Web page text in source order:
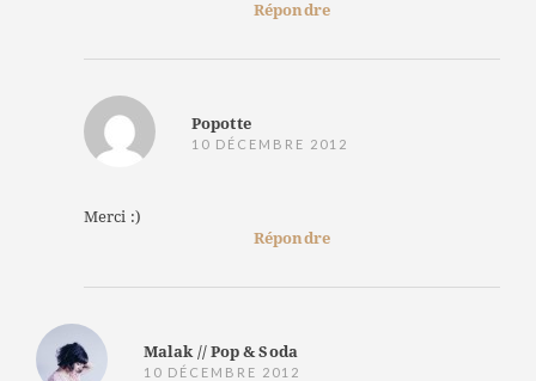
Répondre
Popotte
10 DÉCEMBRE 2012
Merci :)
Répondre
Malak // Pop & Soda
10 DÉCEMBRE 2012